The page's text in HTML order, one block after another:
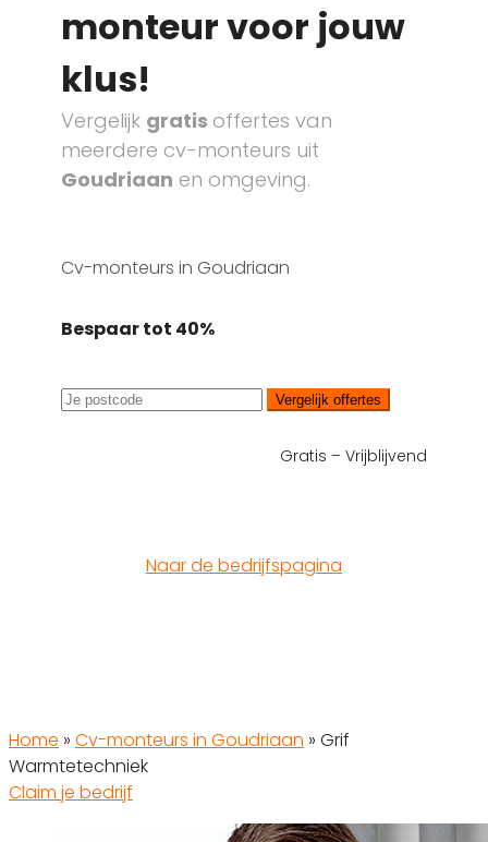
monteur voor jouw
klus!
Vergelijk gratis offertes van
meerdere cv-monteurs uit
Goudriaan en omgeving.
Cv-monteurs in Goudriaan
Bespaar tot 40%
Vergelijk offertes
Gratis – Vrijblijvend
Naar de bedrijfspagina
Home » Cv-monteurs in Goudriaan » Grif
Warmtetechniek
Claim je bedrijf